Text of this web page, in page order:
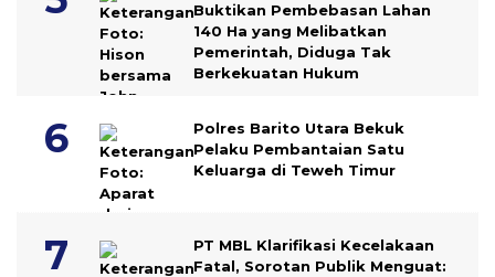
Buktikan Pembebasan Lahan
140 Ha yang Melibatkan
Pemerintah, Diduga Tak
Berkekuatan Hukum
Polres Barito Utara Bekuk
Pelaku Pembantaian Satu
Keluarga di Teweh Timur
PT MBL Klarifikasi Kecelakaan
Fatal, Sorotan Publik Menguat: